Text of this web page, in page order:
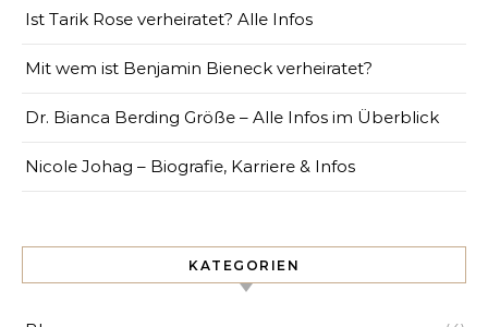
Ist Tarik Rose verheiratet? Alle Infos
Mit wem ist Benjamin Bieneck verheiratet?
Dr. Bianca Berding Größe – Alle Infos im Überblick
Nicole Johag – Biografie, Karriere & Infos
KATEGORIEN